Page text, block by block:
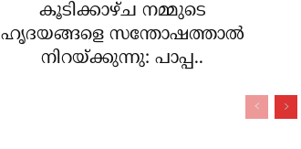
കൂടിക്കാഴ്ച നമ്മുടെ
ഹൃദയങ്ങളെ സന്തോഷത്താല്‍
നിറയ്ക്കുന്നു: പാപ്പ..